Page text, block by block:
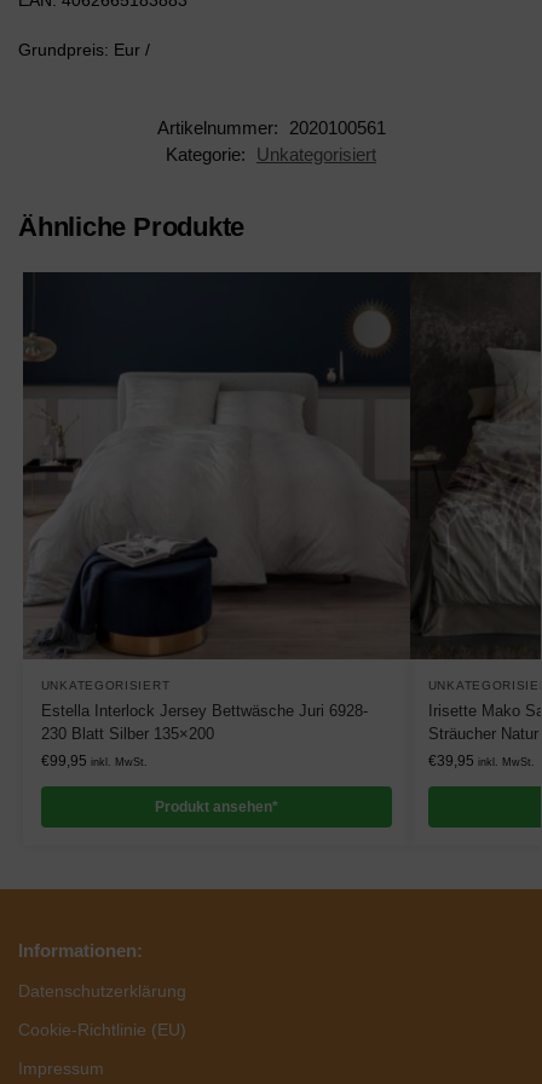
Grundpreis: Eur /
Artikelnummer:
2020100561
Kategorie:
Unkategorisiert
Ähnliche Produkte
UNKATEGORISIERT
Estella Interlock Jersey Bettwäsche Juri 6928-
230 Blatt Silber 135×200
€99,95 inkl. MwSt.
Produkt ansehen*
Irisette Mako
Sträucher
€39,95 inkl. MwSt.
Informationen:
Datenschutzerklärung
Cookie-Richtlinie (EU)
Impressum